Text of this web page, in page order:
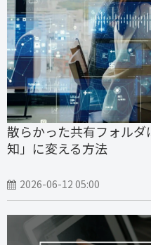
散らかった共有フォル
知」に変える方法
2026-06-12 05:00